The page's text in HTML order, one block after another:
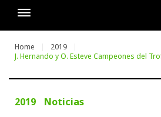
Home
2019
J. Hernando y O. Esteve Campeones del
2019 Noticias